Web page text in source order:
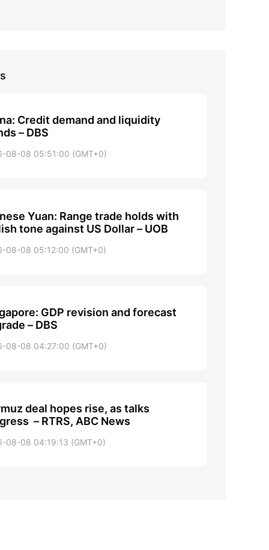
Credit demand and liquidity
– DBS
08-08 05:51:00 (GMT+0)
Yuan: Range trade holds with
tone against US Dollar – UOB
08-08 05:12:00 (GMT+0)
GDP revision and forecast
– DBS
08-08 04:27:00 (GMT+0)
deal hopes rise, as talks
– RTRS, ABC News
08-08 04:19:13 (GMT+0)